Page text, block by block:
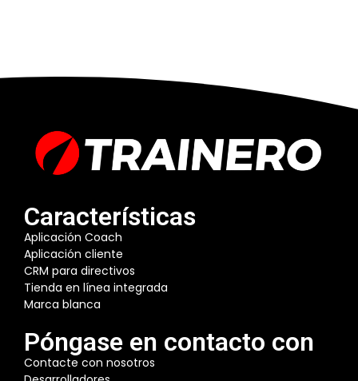
Características
Aplicación Coach
Aplicación cliente
CRM para directivos
Tienda en línea integrada
Marca blanca
Póngase en contacto con
Contacte con nosotros